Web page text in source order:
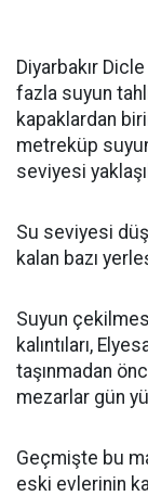
Diyarbakır
fazla suyun
kapaklardan
metreküp
seviyesi
Su seviyesi
kalan bazı
Suyun
kalıntıları,
taşınmadan
mezarlar gün
Geçmişte bu
eski evlerinin